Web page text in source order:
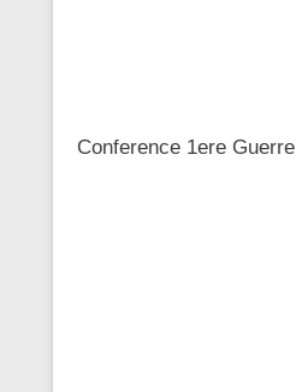
Conference 1ere Guerre